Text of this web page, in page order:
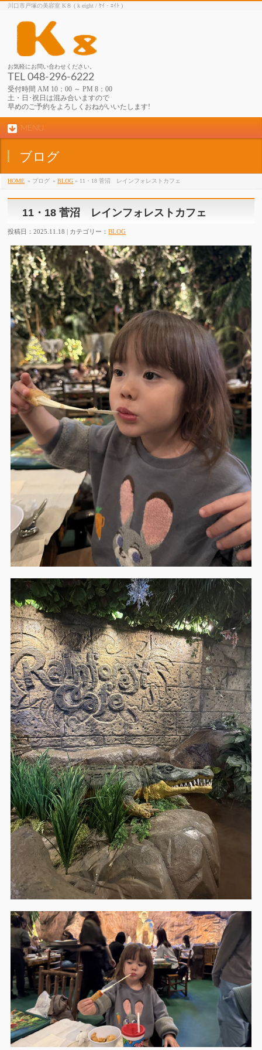
川口市戸塚の美容室 K８ ( k eight / ｹｲ・ｴｲﾄ )
お気軽にお問い合わせください。
TEL 048-296-6222
受付時間 AM 10：00 ～ PM 8：00
土・日･祝日は混み合いますので
早めのご予約をよろしくおねがいいたします!
MENU
ブログ
HOME » ブログ »BLOG » 11・18 菅沼 レインフォレストカフェ
11・18 菅沼 レインフォレストカフェ
投稿日：2025.11.18 | カテゴリー：BLOG